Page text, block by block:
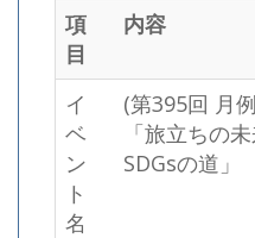
項
目
内容
イ
ベ
ン
ト
名
(第395回 月
「旅立ちの
SDGsの道」